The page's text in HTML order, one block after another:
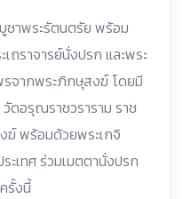
ชาพระรัตนตรัย พร้อม
ถราจารย์นั่งปรก และพระ
รจากพระภิกษุสงฆ์ โดยมี
ดอรุณราชวราราม ราช
ฆ์ พร้อมด้วยพระเกจิ
เทศ ร่วมเมตตานั่งปรก
รั้งนี้